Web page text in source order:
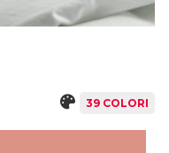
39 COLORI